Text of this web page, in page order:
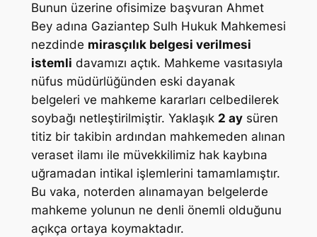
Bunun üzerine ofisimize başvuran Ahmet
Bey adına Gaziantep Sulh Hukuk Mahkemesi
nezdinde mirasçılık belgesi verilmesi
istemli davamızı açtık. Mahkeme vasıtasıyla
nüfus müdürlüğünden eski dayanak
belgeleri ve mahkeme kararları celbedilerek
soybağı netleştirilmiştir. Yaklaşık 2 aysüren
titiz bir takibin ardından mahkemeden alınan
veraset ilamı ile müvekkilimiz hak kaybına
uğramadan intikal işlemlerini tamamlamıştır.
Bu vaka, noterden alınamayan belgelerde
mahkeme yolunun ne denli önemli olduğunu
açıkça ortaya koymaktadır.